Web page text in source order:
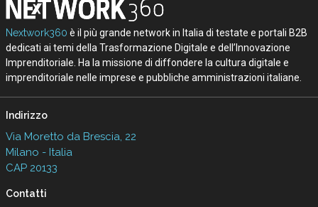
Nextwork360 è il più grande network in Italia di testate e portali B2B
dedicati ai temi della Trasformazione Digitale e dell’Innovazione
Imprenditoriale. Ha la missione di diffondere la cultura digitale e
imprenditoriale nelle imprese e pubbliche amministrazioni italiane.
Indirizzo
Via Moretto da Brescia, 22
Milano - Italia
CAP 20133
Contatti